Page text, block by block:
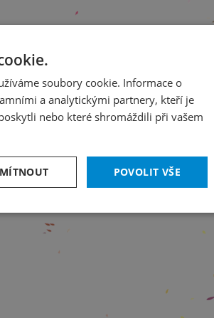
ENGLISH
soubory cookie. Informace o
a analytickými partnery, kteří je
nebo které shromáždili při vašem
POVOLIT VŠE